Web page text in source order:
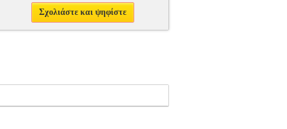
Σχολιάστε και ψηφίστε